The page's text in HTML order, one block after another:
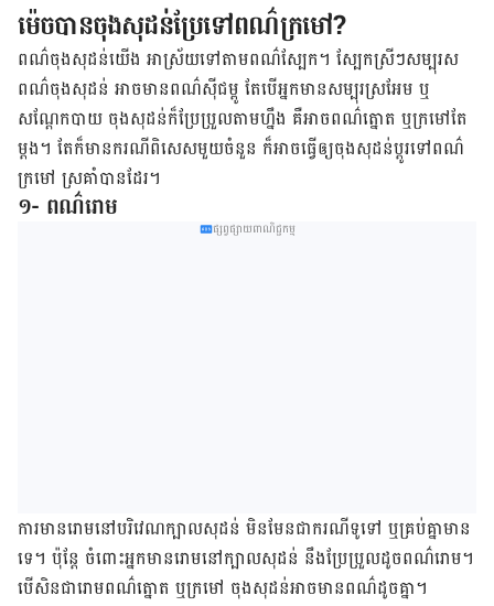
ម៉េចបានចុងសុដន់ប្រែទៅពណ៌ក្រមៅ?
​ពណ៌​ចុង​​​សុដន់​យើង ​​អាស្រ័យ​​​ទៅ​តាម​ពណ៌​​​ស្បែក។ ស្បែក​ស្រីៗ​សម្បុរ​ស ​​​
ពណ៌​​​ចុង​​​សុដន់ ​អាច​​មាន​​​ពណ៌​​​ស៊ីជម្ពូ តែ​បើ​អ្នក​មាន​សម្បុរ​ស្រអែម ឬ​
សណ្ដែកបាយ ចុង​សុដន់​ក៏​ប្រែប្រួល​តាម​ហ្នឹង គឺ​អាច​ពណ៌​ត្នោត ឬ​​​ក្រមៅ​តែ​
ម្ដង។ តែ​ក៏​មាន​ករណី​ពិសេស​មួយ​ចំនួន ក៏​អាច​ធ្វើ​ឲ្យ​ចុង​សុដន់​ប្ដូរ​ទៅ​ពណ៌​
ក្រមៅ ស្រគាំ​បាន​ដែរ។
១- ពណ៌រោម
ផ្សព្វផ្សាយពាណិជ្ជកម្ម
ការ​មាន​រោម​នៅ​បរិវេណ​ក្បាល​សុដន់ មិនមែន​ជាករណី​ទូទៅ​ ឬ​​គ្រប់​គ្នា​មាន​​
ទេ។ ប៉ុន្តែ ​ចំពោះ​អ្នក​មានរោម​នៅក្បាលសុដន់ នឹង​ប្រែប្រួល​ដូច​ពណ៌​រោម។
បើ​សិន​ជា​រោម​ពណ៌​​​ត្នោត ឬក្រមៅ​ ចុង​​​សុដន់​​​អាច​មាន​ពណ៌​ដូច​គ្នា។